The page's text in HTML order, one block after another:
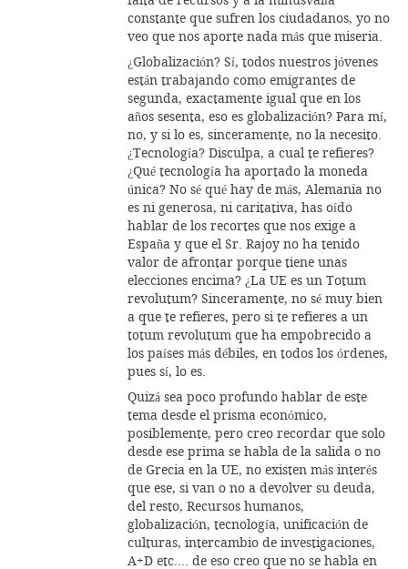
constante que sufren los ciudadanos, yo no
veo que nos aporte nada más que miseria.
¿Globalización? Sí, todos nuestros jóvenes
están trabajando como emigrantes de
segunda, exactamente igual que en los
años sesenta, eso es globalización? Para mí,
no, y si lo es, sinceramente, no la necesito.
¿Tecnología? Disculpa, a cual te refieres?
¿Qué tecnología ha aportado la moneda
única? No sé qué hay de más, Alemania no
es ni generosa, ni caritativa, has oído
hablar de los recortes que nos exige a
España y que el Sr. Rajoy no ha tenido
valor de afrontar porque tiene unas
elecciones encima? ¿La UE es un Totum
revolutum? Sinceramente, no sé muy bien
a que te refieres, pero si te refieres a un
totum revolutum que ha empobrecido a
los países más débiles, en todos los órdenes,
pues sí, lo es.
Quizá sea poco profundo hablar de este
tema desde el prisma económico,
posiblemente, pero creo recordar que solo
desde ese prima se habla de la salida o no
de Grecia en la UE, no existen más interés
que ese, si van o no a devolver su deuda,
del resto, Recursos humanos,
globalización, tecnología, unificación de
culturas, intercambio de investigaciones,
A+D etc.… de eso creo que no se habla en